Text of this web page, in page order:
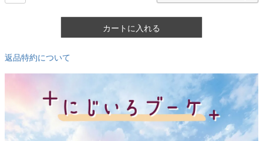
カートに入れる
返品特約について